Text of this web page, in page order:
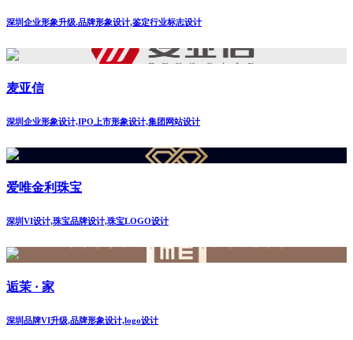
深圳企业形象升级.品牌形象设计,鉴定行业标志设计
麦亚信
深圳企业形象设计,IPO上市形象设计,集团网站设计
爱唯金利珠宝
深圳VI设计,珠宝品牌设计,珠宝LOGO设计
逅茉 · 家
深圳品牌VI升级,品牌形象设计,logo设计